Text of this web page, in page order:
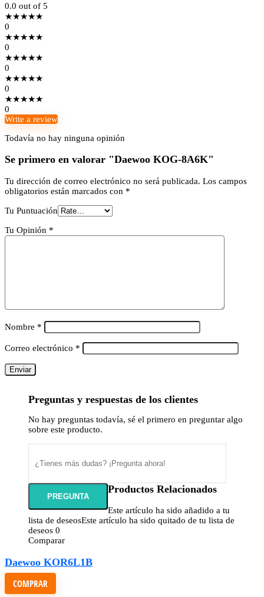
0.0 out of 5
★★★★★
0
★★★★★
0
★★★★★
0
★★★★★
0
★★★★★
0
Write a review
Todavía no hay ninguna opinión
Se primero en valorar "Daewoo KOG-8A6K"
Tu dirección de correo electrónico no será publicada. Los campos
obligatorios están marcados con *
Tu Puntuación
Tu Opinión *
Nombre *
Correo electrónico *
Preguntas y respuestas de los clientes
No hay preguntas todavía, sé el primero en preguntar algo
sobre este producto.
Productos Relacionados
Este artículo ha sido añadido a tu
lista de deseosEste artículo ha sido quitado de tu lista de
deseos 0
Comparar
Daewoo KOR6L1B
COMPRAR